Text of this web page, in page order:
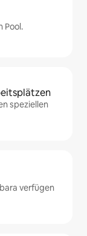
Pool.
speziellen
verfügen